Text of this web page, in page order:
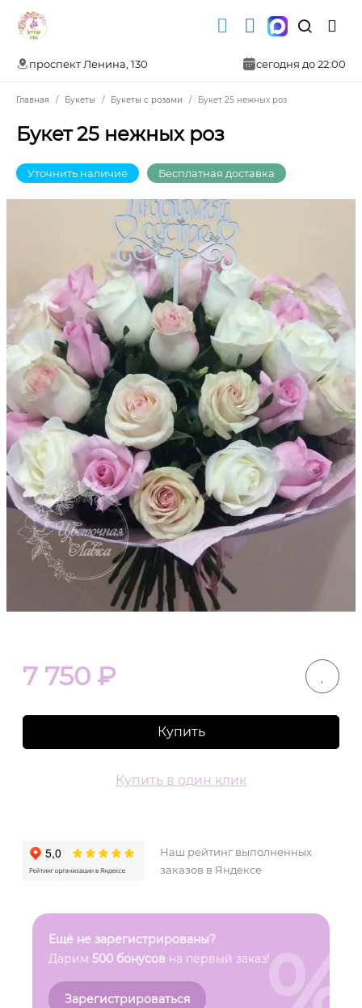
проспект Ленина, 130 сегодня до 22:00
Главная Букеты Букеты с розами Букет 25 нежных роз
Букет 25 нежных роз
Уточнить наличие Бесплатная доставка
7 750 ₽
Купить
Купить в один клик
Наш рейтинг выполненных
заказов в Яндексе
Ещё не зарегистрированы?
Дарим 500 бонусов на первый заказ!
Зарегистрироваться